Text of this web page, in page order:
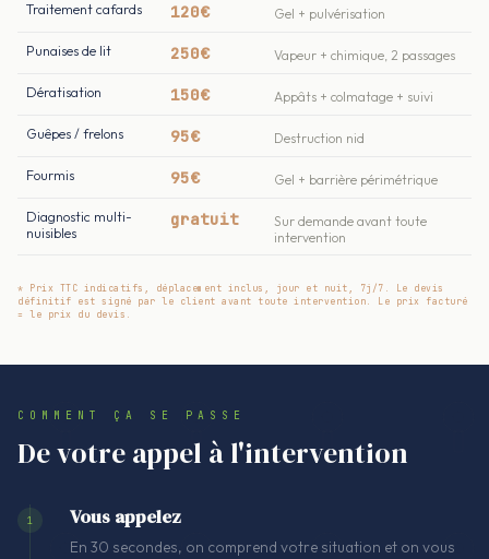
Traitement cafards 120€ Gel + pulvérisation
Punaises de lit 250€ Vapeur + chimique, 2 passages
Dératisation 150€ Appâts + colmatage + suivi
Guêpes / frelons 95€ Destruction nid
Fourmis 95€ Gel + barrière périmétrique
Diagnostic multi-
nuisibles
gratuit
Sur demande avant toute
intervention
* Prix TTC indicatifs, déplacement inclus, jour et nuit, 7j/7. Le devis
définitif est signé par le client avant toute intervention. Le prix facturé
= le prix du devis.
COMMENT ÇA SE PASSE
De votre appel à l'intervention
1 Vous appelez
En 30 secondes, on comprend votre situation et on vous